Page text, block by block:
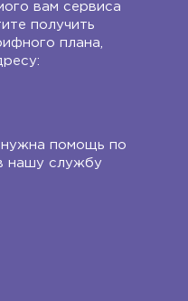
вам сервиса
получить
плана,
нужна помощь по
нашу службу